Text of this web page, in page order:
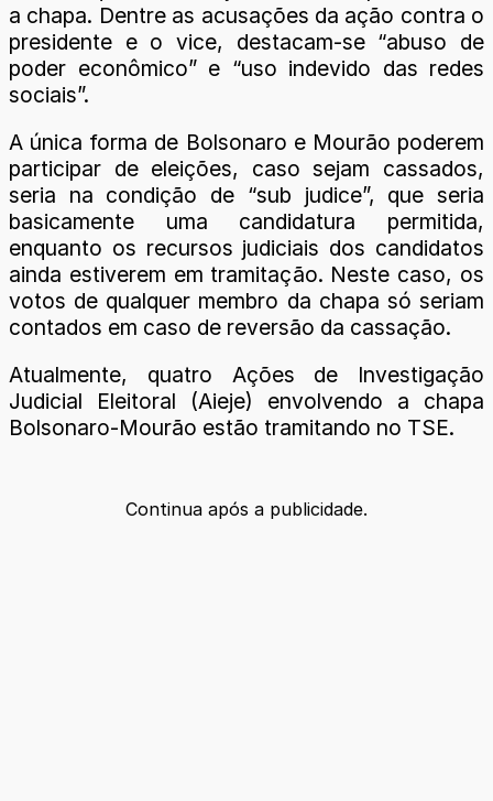
a chapa. Dentre as acusações da ação contra o
presidente e o vice, destacam-se “abuso de
poder econômico” e “uso indevido das redes
sociais”.
A única forma de Bolsonaro e Mourão poderem
participar de eleições, caso sejam cassados,
seria na condição de “sub judice”, que seria
basicamente uma candidatura permitida,
enquanto os recursos judiciais dos candidatos
ainda estiverem em tramitação. Neste caso, os
votos de qualquer membro da chapa só seriam
contados em caso de reversão da cassação.
Atualmente, quatro Ações de Investigação
Judicial Eleitoral (Aieje) envolvendo a chapa
Bolsonaro-Mourão estão tramitando no TSE.
Continua após a publicidade.